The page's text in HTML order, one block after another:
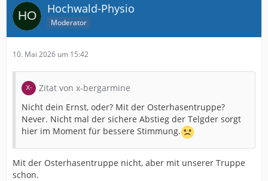
Hochwald-Physio
Moderator
10. Mai 2026 um 15:42
Zitat von x-bergarmine
Nicht dein Ernst, oder? Mit der Osterhasentruppe?
Never. Nicht mal der sichere Abstieg der Telgder sorgt
hier im Moment für bessere Stimmung.
Mit der Osterhasentruppe nicht, aber mit unserer Truppe
schon.